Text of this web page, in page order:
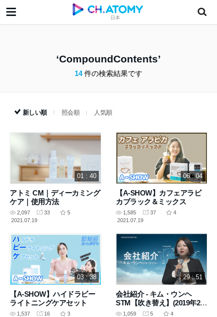
日本
CompoundContents
14件の検索結果です
新しい順 照会順 人気順
01 : 40
アトミ CM｜ディーカミング
ケア｜使用方法
2,097 33
5
2021.07.19
06 : 04
【A-SHOW】カフェアラビ
カブラック＆ミックス
1,585 37
4
2021.07.19
03 : 38
【A-SHOW】ハイドラビー
ライトニングケアセット
1,537 16
3
29 : 51
会社紹介 - キム・ウンヘ
STM【吹き替え】(2019年2月
15日 講義)
1,059 5
4